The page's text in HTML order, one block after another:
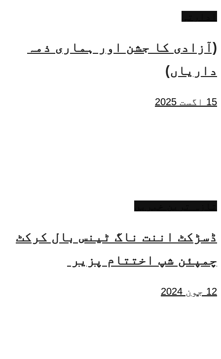
(آزادی کا جشن اور ہماری ذمہ
داریاں)
15 اگست 2025
ڈسڑکٹ اننت ناگ ٹینس بال کرکٹ
چمپئن شپ اختتام پزیر
12 جون 2024